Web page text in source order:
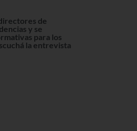
de
y se
para los
la entrevista